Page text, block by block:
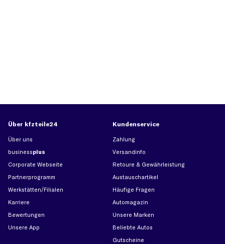
Über kfzteile24
Über uns
businessplus
Corporate Webseite
Partnerprogramm
Werkstätten/Filialen
Karriere
Bewertungen
Unsere App
Kundenservice
Zahlung
Versandinfo
Retoure & Gewährleistung
Austauschartikel
Häufige Fragen
Automagazin
Unsere Marken
Beliebte Autos
Gutscheine